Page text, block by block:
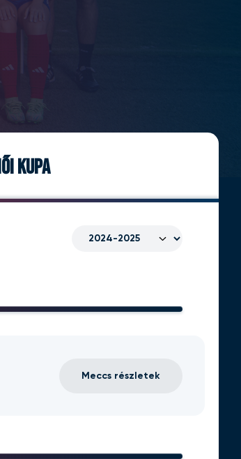
KUPA
Meccs részletek